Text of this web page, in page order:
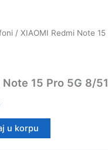
/ XIAOMI Redmi Note 15
Note 15 Pro 5G 8/
u korpu